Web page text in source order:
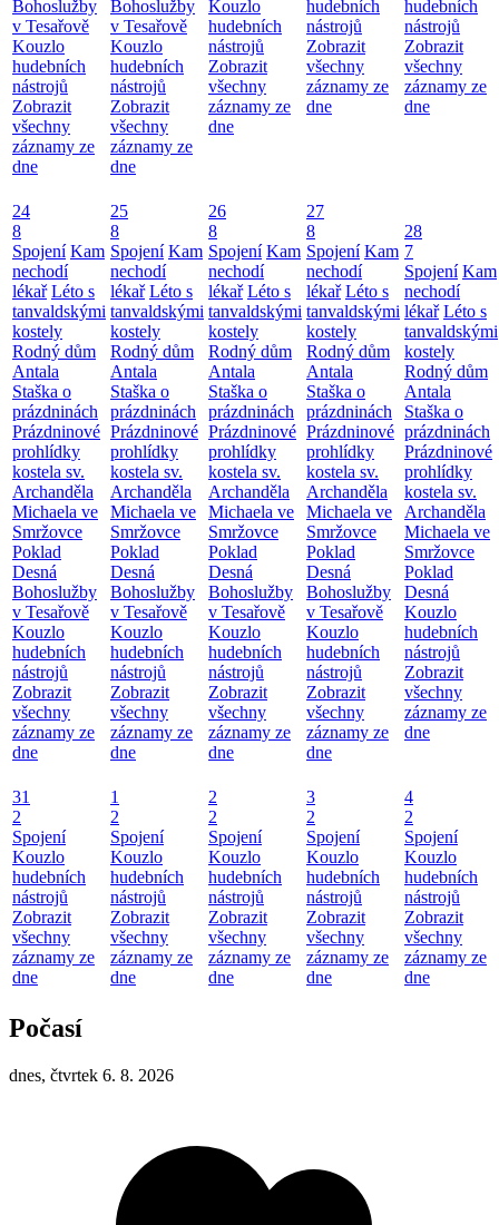
Bohoslužby
v Tesařově
Kouzlo
hudebních
nástrojů
Zobrazit
všechny
záznamy ze
dne
Bohoslužby
v Tesařově
Kouzlo
hudebních
nástrojů
Zobrazit
všechny
záznamy ze
dne
Kouzlo
hudebních
nástrojů
Zobrazit
všechny
záznamy ze
dne
hudebních
nástrojů
Zobrazit
všechny
záznamy ze
dne
hudebních
nástrojů
Zobrazit
všechny
záznamy ze
dne
24
8
Spojení Kam
nechodí
lékař Léto s
tanvaldskými
kostely
Rodný dům
Antala
Staška o
prázdninách
Prázdninové
prohlídky
kostela sv.
Archanděla
Michaela ve
Smržovce
Poklad
Desná
Bohoslužby
v Tesařově
Kouzlo
hudebních
nástrojů
Zobrazit
všechny
záznamy ze
dne
25
8
Spojení Kam
nechodí
lékař Léto s
tanvaldskými
kostely
Rodný dům
Antala
Staška o
prázdninách
Prázdninové
prohlídky
kostela sv.
Archanděla
Michaela ve
Smržovce
Poklad
Desná
Bohoslužby
v Tesařově
Kouzlo
hudebních
nástrojů
Zobrazit
všechny
záznamy ze
dne
26
8
Spojení Kam
nechodí
lékař Léto s
tanvaldskými
kostely
Rodný dům
Antala
Staška o
prázdninách
Prázdninové
prohlídky
kostela sv.
Archanděla
Michaela ve
Smržovce
Poklad
Desná
Bohoslužby
v Tesařově
Kouzlo
hudebních
nástrojů
Zobrazit
všechny
záznamy ze
dne
27
8
Spojení Kam
nechodí
lékař Léto s
tanvaldskými
kostely
Rodný dům
Antala
Staška o
prázdninách
Prázdninové
prohlídky
kostela sv.
Archanděla
Michaela ve
Smržovce
Poklad
Desná
Bohoslužby
v Tesařově
Kouzlo
hudebních
nástrojů
Zobrazit
všechny
záznamy ze
dne
28
7
Spojení Kam
nechodí
lékař Léto s
tanvaldskými
kostely
Rodný dům
Antala
Staška o
prázdninách
Prázdninové
prohlídky
kostela sv.
Archanděla
Michaela ve
Smržovce
Poklad
Desná
Kouzlo
hudebních
nástrojů
Zobrazit
všechny
záznamy ze
dne
31
2
Spojení
Kouzlo
hudebních
nástrojů
Zobrazit
všechny
záznamy ze
dne
1
2
Spojení
Kouzlo
hudebních
nástrojů
Zobrazit
všechny
záznamy ze
dne
2
2
Spojení
Kouzlo
hudebních
nástrojů
Zobrazit
všechny
záznamy ze
dne
3
2
Spojení
Kouzlo
hudebních
nástrojů
Zobrazit
všechny
záznamy ze
dne
4
2
Spojení
Kouzlo
hudebních
nástrojů
Zobrazit
všechny
záznamy ze
dne
Počasí
dnes, čtvrtek 6. 8. 2026